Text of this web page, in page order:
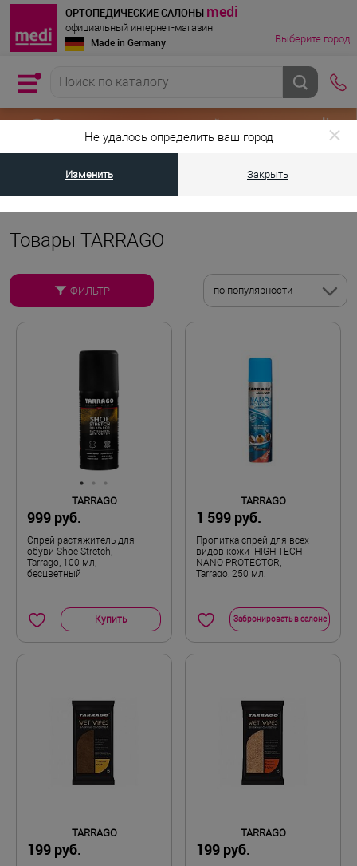
Не удалось определить ваш город
Изменить Закрыть
ОРТОПЕДИЧЕСКИЕ САЛОНЫ medi
официальный интернет-магазин
Made in Germany Выберите город
Главная страница • Товары TARRAGO
Товары TARRAGO
ФИЛЬТР по популярности
TARRAGO
999 руб.
Спрей-растяжитель для
обуви Shoe Stretch,
Tarrago, 100 мл,
бесцветный
Купить
TARRAGO
1 599 руб.
Пропитка-спрей для всех
видов кожи HIGH TECH
NANO PROTECTOR,
Tarrago, 250 мл,
Забронировать в салоне
TARRAGO
199 руб.
TARRAGO
199 руб.